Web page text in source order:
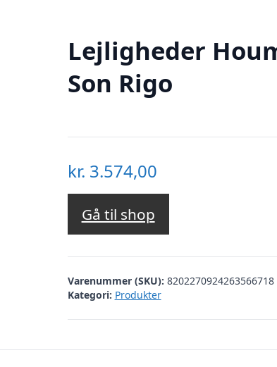
Lejligheder
Son Rigo
kr. 3.574,00
Gå til shop
Varenummer (SKU): 8202270924263566718
Kategori: Produkter